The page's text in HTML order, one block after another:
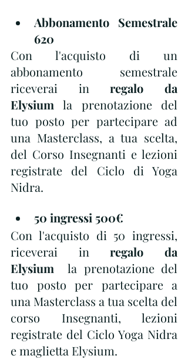
Abbonamento Semestrale
620
Con l'acquisto di un
abbonamento semestrale
riceverai in regalo da
Elysium la prenotazione del
tuo posto per partecipare ad
una Masterclass, a tua scelta,
del Corso Insegnanti e lezioni
registrate del Ciclo di Yoga
Nidra.
50 ingressi 500€
Con l'acquisto di 50 ingressi,
riceverai in regalo da
Elysium la prenotazione del
tuo posto per partecipare a
una Masterclass a tua scelta del
corso Insegnanti, lezioni
registrate del Ciclo Yoga Nidra
e maglietta Elysium.